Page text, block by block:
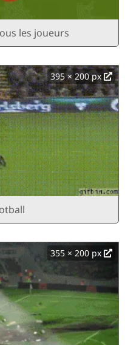
les joueurs
395 × 200 px
355 × 200 px